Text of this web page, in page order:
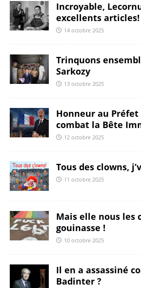
Incroyable,
excellents articles!
14 octobre 2025
Trinquons
Sarkozy
13 octobre 2025
Honneur au
combat la Bête
12 octobre 2025
Tous des clowns,
11 octobre 2025
Mais elle nous les
gouinasse !
10 octobre 2025
Il en a assassiné
Badinter ?